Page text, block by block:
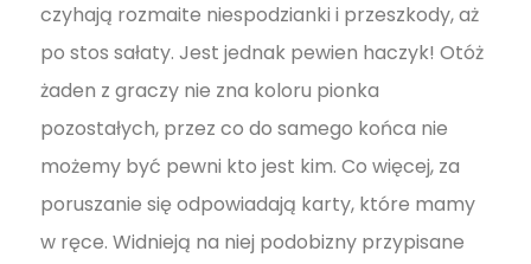
czyhają rozmaite niespodzianki i przeszkody, aż
po stos sałaty. Jest jednak pewien haczyk! Otóż
żaden z graczy nie zna koloru pionka
pozostałych, przez co do samego końca nie
możemy być pewni kto jest kim. Co więcej, za
poruszanie się odpowiadają karty, które mamy
w ręce. Widnieją na niej podobizny przypisane